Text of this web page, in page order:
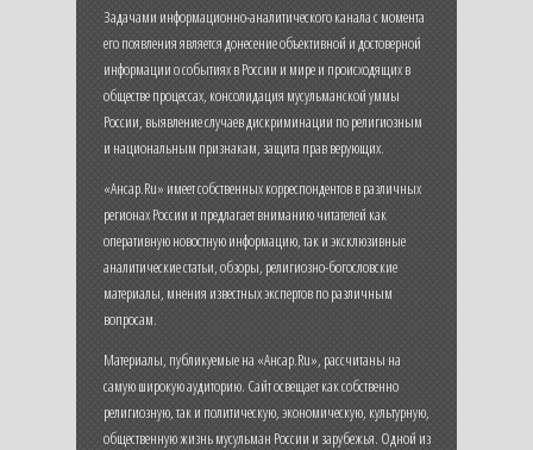
Задачами информационно-аналитического канала с момента
его появления является донесение объективной и достоверной
информации о событиях в России и мире и происходящих в
обществе процессах, консолидация мусульманской уммы
России, выявление случаев дискриминации по религиозным
и национальным признакам, защита прав верующих.
«Ансар.Ru» имеет собственных корреспондентов в различных
регионах России и предлагает вниманию читателей как
оперативную новостную информацию, так и эксклюзивные
аналитические статьи, обзоры, религиозно-богословские
материалы, мнения известных экспертов по различным
вопросам.
Материалы, публикуемые на «Ансар.Ru», рассчитаны на
самую широкую аудиторию. Сайт освещает как собственно
религиозную, так и политическую, экономическую, культурную,
общественную жизнь мусульман России и зарубежья. Одной из